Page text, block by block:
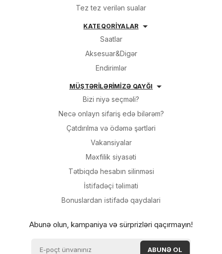
Tez tez verilən sualar
KATEQORİYALAR
Saatlar
Aksesuar&Digər
Endirimlər
MÜŞTƏRİLƏRİMİZƏ QAYĞI
Bizi niyə seçməli?
Necə onlayn sifariş edə bilərəm?
Çatdırılma və ödəmə şərtləri
Vakansiyalar
Məxfilik siyasəti
Tətbiqdə hesabın silinməsi
İsti̇fadəçi̇ təli̇mati
Bonuslardan i̇sti̇fadə qaydalari
Abunə olun, kampaniya və sürprizləri qaçırmayın!